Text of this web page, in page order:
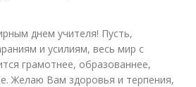
днем учителя! Пусть,
и усилиям, весь мир с
грамотнее, образованнее,
Желаю Вам здоровья и терпения,